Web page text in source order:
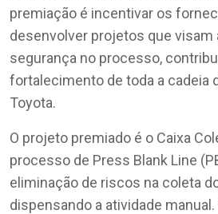
premiação é incentivar os
desenvolver projetos que visam
segurança no processo,
fortalecimento de toda a cadeia
Toyota.
O projeto premiado é o Caixa
processo de Press Blank Line
eliminação de riscos na coleta
dispensando a atividade